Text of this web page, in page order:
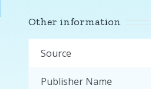
Other information
Source
Publisher Name